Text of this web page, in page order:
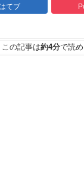
てブ
この記事は約4分で読め